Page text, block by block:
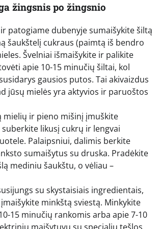
žingsnis po žingsnio
patogiame dubenyje sumaišykite šiltą
šaukštelį cukraus (paimtą iš bendro
Švelniai išmaišykite ir palikite
apie 10-15 minučių šiltai, kol
gausios putos. Tai akivaizdus
jūsų mielės yra aktyvios ir paruoštos
mielių ir pieno mišinį įmuškite
suberkite likusį cukrų ir lengvai
Palaipsniui, dalimis berkite
sumaišytus su druska. Pradėkite
mediniu šaukštu, o vėliau –
su skystaisiais ingredientais,
minkštą sviestą. Minkykite
15 minučių rankomis arba apie 7-10